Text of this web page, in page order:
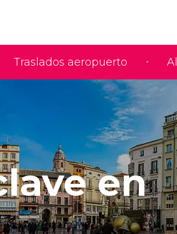
Traslados aeropuerto
en